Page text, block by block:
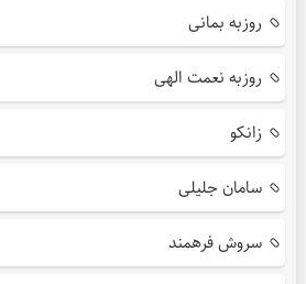
روزبه بمانی
روزبه نعمت الهی
زانکو
سامان جلیلی
سروش فرهمند